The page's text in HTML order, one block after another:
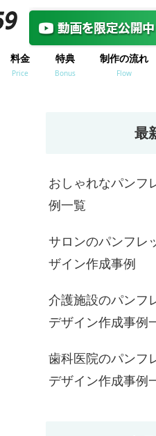
料金
Price
特典
Bonus
制作の流れ
Flow
最
おしゃれなパンフ
例一覧
サロンのパンフレ
ザイン作成事例
介護施設のパンフ
デザイン作成事例
歯科医院のパンフ
デザイン作成事例